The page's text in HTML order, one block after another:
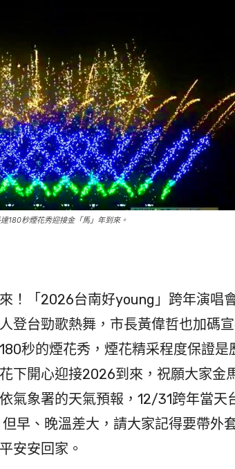
180秒煙花秀迎接金「馬」年到來。
！「2026台南好young」跨年演唱
登台勁歌熱舞，市長黃偉哲也加碼
秒的煙花秀，煙花精采程度保證是
下開心迎接2026到來，祝願大家金
氣象署的天氣預報，12/31跨年當天
早、晚溫差大，請大家記得要帶外
安安回家。